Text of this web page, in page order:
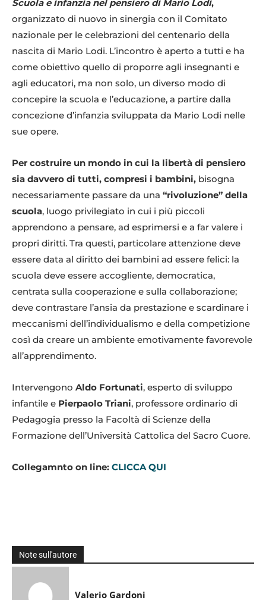
Scuola e infanzia nel pensiero di Mario Lodi,
organizzato di nuovo in sinergia con il Comitato
nazionale per le celebrazioni del centenario della
nascita di Mario Lodi. L’incontro è aperto a tutti e ha
come obiettivo quello di proporre agli insegnanti e
agli educatori, ma non solo, un diverso modo di
concepire la scuola e l’educazione, a partire dalla
concezione d’infanzia sviluppata da Mario Lodi nelle
sue opere.
Per costruire un mondo in cui la libertà di pensiero
sia davvero di tutti, compresi i bambini, bisogna
necessariamente passare da una “rivoluzione” della
scuola, luogo privilegiato in cui i più piccoli
apprendono a pensare, ad esprimersi e a far valere i
propri diritti. Tra questi, particolare attenzione deve
essere data al diritto dei bambini ad essere felici: la
scuola deve essere accogliente, democratica,
centrata sulla cooperazione e sulla collaborazione;
deve contrastare l’ansia da prestazione e scardinare i
meccanismi dell’individualismo e della competizione
così da creare un ambiente emotivamente favorevole
all’apprendimento.
Intervengono Aldo Fortunati, esperto di sviluppo
infantile e Pierpaolo Triani, professore ordinario di
Pedagogia presso la Facoltà di Scienze della
Formazione dell’Università Cattolica del Sacro Cuore.
Collegamnto on line: CLICCA QUI
Note sull'autore
Valerio Gardoni